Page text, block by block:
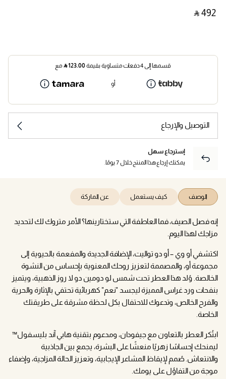
‎ ⃁ ⁦492⁩ ‎
قسمها إلى 4 دفعات متساوية بقيمة 123.00
⃁ مع
أو
التوصيل والإرجاع
إسترجاع سهل
يمكنك إرجاع هذا المنتج خلال 7 يومًا.
الوصف كيف يستعمل عن الماركة
إنه فصل الصيف، فما العاطفة التي ستختارينها؟ الأمر متروك لك لتحديد
مزاجك لهذا اليوم.
اكتشفي أو وي – أو دو تواليت، الإضافة الجديدة والمفعمة بالحيوية إلى
مجموعة أو، والمصممة لتعزيز روحك المعنوية بإحساس من النشوة
الخالصة. وُلد هذا العطر تحت شمس لو دومين دو لا روز الذهبية، ويتميز
بنفحات ورد غراس المميزة ليجسد "نعم" كهربائية تحتفي بالإثارة والحرية
والفرح الخالص، وتدعوك للاحتفال بكل لحظة مشرقة على طريقتك
الخاصة.
ابتُكر العطر بالتعاون مع جيفودان، ومدعوم بتقنية هابي آند بليسفول™
ليمنحك إحساسًا زهريًا منعشًا على البشرة، يجمع بين الجاذبية
والانتعاش. صُمم لإيقاظ المشاعر الإيجابية، وتعزيز الحالة المزاجية، وإضفاء
موجة من التفاؤل على يومك.